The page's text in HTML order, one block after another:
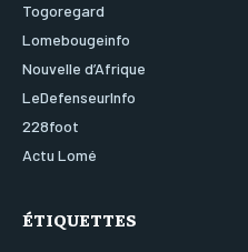
Togoregard
Lomebougeinfo
Nouvelle d’Afrique
LeDefenseurInfo
228foot
Actu Lomé
ÉTIQUETTES